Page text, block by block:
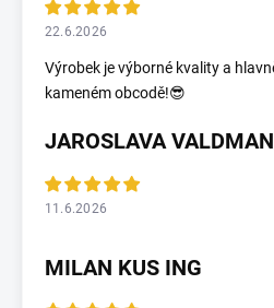
22.6.2026
Výrobek je výborné kvality a
kameném obcodě!😎
JAROSLAVA
11.6.2026
MILAN KUS ING